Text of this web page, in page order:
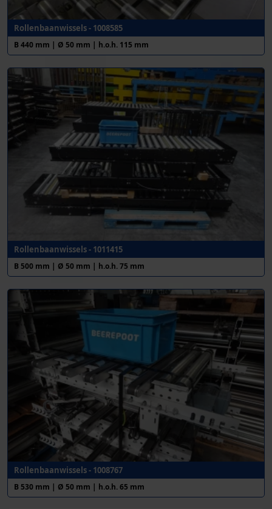
Rollenbaanwissels - 1008585
B 440 mm | Ø 50 mm | h.o.h. 115 mm
Rollenbaanwissels - 1011415
B 500 mm | Ø 50 mm | h.o.h. 75 mm
Rollenbaanwissels - 1008767
B 530 mm | Ø 50 mm | h.o.h. 65 mm